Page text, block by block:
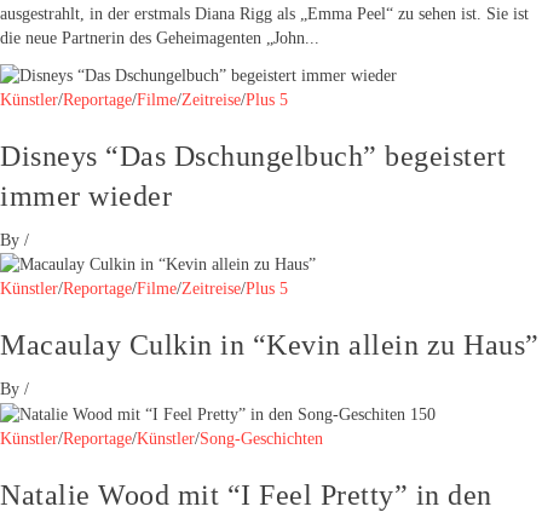
ausgestrahlt, in der erstmals Diana Rigg als „Emma Peel“ zu sehen ist. Sie ist
die neue Partnerin des Geheimagenten „John...
Künstler/Reportage/Filme/Zeitreise/Plus 5
Disneys “Das Dschungelbuch” begeistert
immer wieder
By /
Künstler/Reportage/Filme/Zeitreise/Plus 5
Macaulay Culkin in “Kevin allein zu Haus”
By /
Künstler/Reportage/Künstler/Song-Geschichten
Natalie Wood mit “I Feel Pretty” in den